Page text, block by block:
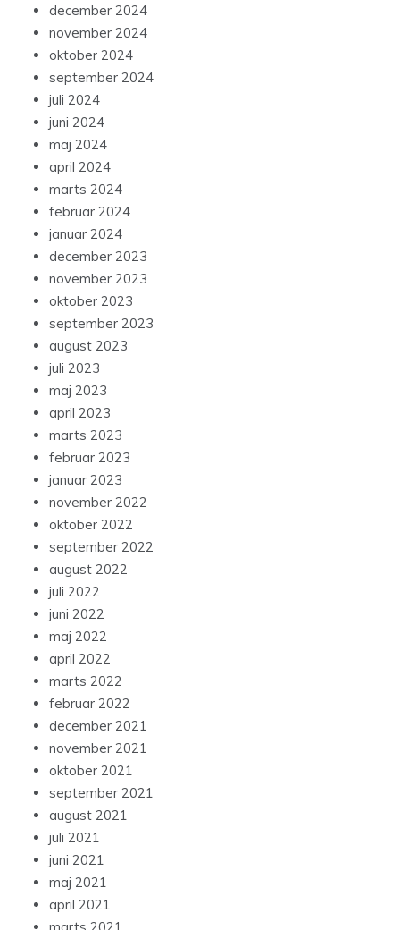
december 2024
november 2024
oktober 2024
september 2024
juli 2024
juni 2024
maj 2024
april 2024
marts 2024
februar 2024
januar 2024
december 2023
november 2023
oktober 2023
september 2023
august 2023
juli 2023
maj 2023
april 2023
marts 2023
februar 2023
januar 2023
november 2022
oktober 2022
september 2022
august 2022
juli 2022
juni 2022
maj 2022
april 2022
marts 2022
februar 2022
december 2021
november 2021
oktober 2021
september 2021
august 2021
juli 2021
juni 2021
maj 2021
april 2021